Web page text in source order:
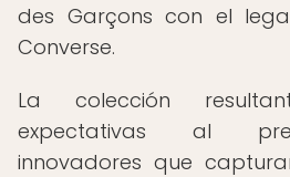
des Garçons con el
Converse.
La colección
expectativas al
innovadores que